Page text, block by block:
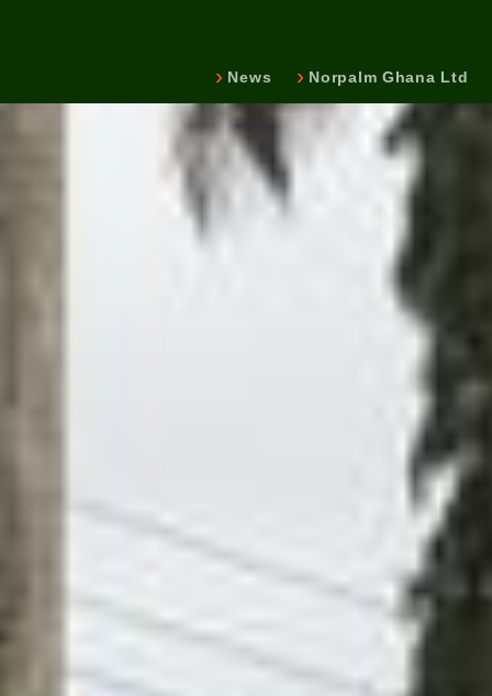
News Norpalm Ghana Ltd